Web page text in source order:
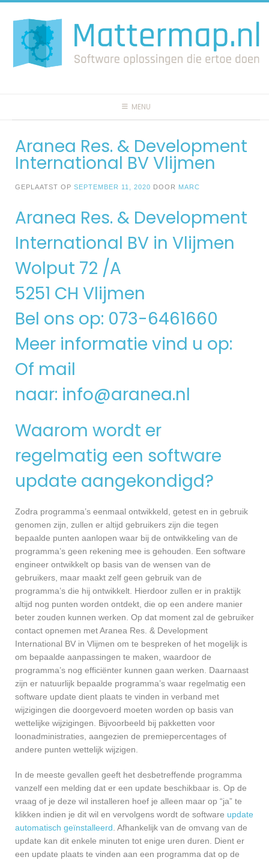
naar
inhoud
MENU
Aranea Res. & Development
International BV Vlijmen
GEPLAATST OP SEPTEMBER 11, 2020 DOOR MARC
Aranea Res. & Development
International BV in Vlijmen
Wolput 72 /A
5251 CH Vlijmen
Bel ons op: 073-6461660
Meer informatie vind u op:
Of mail
naar: info@aranea.nl
Waarom wordt er
regelmatig een software
update aangekondigd?
Zodra programma’s eenmaal ontwikkeld, getest en in gebruik
genomen zijn, zullen er altijd gebruikers zijn die tegen
bepaalde punten aanlopen waar bij de ontwikkeling van de
programma’s geen rekening mee is gehouden. Een software
engineer ontwikkelt op basis van de wensen van de
gebruikers, maar maakt zelf geen gebruik van de
programma’s die hij ontwikkelt. Hierdoor zullen er in praktijk
altijd nog punten worden ontdekt, die op een andere manier
beter zouden kunnen werken. Op dat moment zal de gebruiker
contact opnemen met Aranea Res. & Development
International BV in Vlijmen om te bespreken of het mogelijk is
om bepaalde aanpassingen te maken, waardoor de
programma’s nog efficiënter kunnen gaan werken. Daarnaast
zijn er natuurlijk bepaalde programma’s waar regelmatig een
software update dient plaats te vinden in verband met
wijzigingen die doorgevoerd moeten worden op basis van
wettelijke wijzigingen. Bijvoorbeeld bij pakketten voor
loonadministraties, aangezien de premiepercentages of
andere punten wettelijk wijzigen.
In de meeste gevallen geeft het desbetreffende programma
vanzelf een melding dat er een update beschikbaar is. Op de
vraag of je deze wil installeren hoef je alleen maar op “ja” te
klikken indien je dit wil en vervolgens wordt de software update
automatisch geïnstalleerd . Afhankelijk van de omvang van de
update kan dit enkele minuten tot enige uren duren. Dient er
een update plaats te vinden aan een programma dat op de